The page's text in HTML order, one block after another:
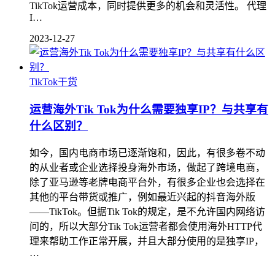
TikTok运营成本，同时提供更多的机会和灵活性。 代理
I…
2023-12-27
TikTok干货
运营海外Tik Tok为什么需要独享IP？与共享有
什么区别？
如今，国内电商市场已逐渐饱和，因此，有很多卷不动
的从业者或企业选择投身海外市场，做起了跨境电商，
除了亚马逊等老牌电商平台外，有很多企业也会选择在
其他的平台带货或推广，例如最近兴起的抖音海外版
——TikTok。但据Tik Tok的规定，是不允许国内网络访
问的，所以大部分Tik Tok运营者都会使用海外HTTP代
理来帮助工作正常开展，并且大部分使用的是独享IP，
…